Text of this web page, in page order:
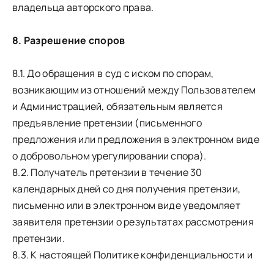
владельца авторского права.
8. Разрешение споров
8.1. До обращения в суд с иском по спорам,
возникающим из отношений между Пользователем
и Администрацией, обязательным является
предъявление претензии (письменного
предложения или предложения в электронном виде
о добровольном урегулировании спора).
8.2. Получатель претензии в течение 30
календарных дней со дня получения претензии,
письменно или в электронном виде уведомляет
заявителя претензии о результатах рассмотрения
претензии.
8.3. К настоящей Политике конфиденциальности и